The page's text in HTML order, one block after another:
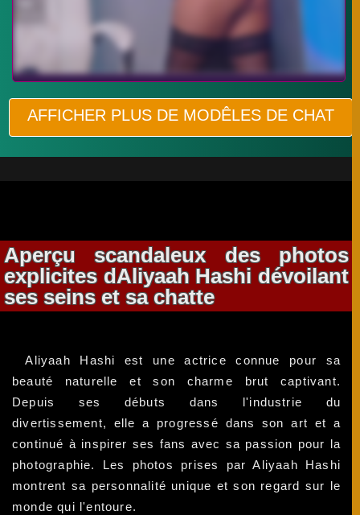
AFFICHER PLUS DE MODÊLES DE CHAT
Aperçu scandaleux des photos
explicites dAliyaah Hashi dévoilant
ses seins et sa chatte
Aliyaah Hashi est une actrice connue pour sa
beauté naturelle et son charme brut captivant.
Depuis ses débuts dans l'industrie du
divertissement, elle a progressé dans son art et a
continué à inspirer ses fans avec sa passion pour la
photographie. Les photos prises par Aliyaah Hashi
montrent sa personnalité unique et son regard sur le
monde qui l'entoure.